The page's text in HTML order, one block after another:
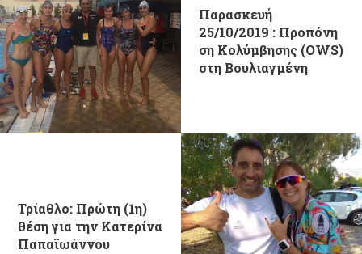
Παρασκευή
25/10/2019 : Προπόνη
ση Κολύμβησης (OWS)
στη Βουλιαγμένη
Τρίαθλο: Πρώτη (1η)
θέση για την Κατερίνα
Παπαϊωάννου